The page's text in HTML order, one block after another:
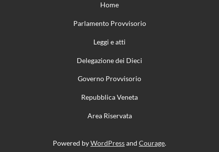
Home
Parlamento Provvisorio
Leggi e atti
Delegazione dei Dieci
Governo Provvisorio
Repubblica Veneta
Area Riservata
Powered byWordPressand Courage.